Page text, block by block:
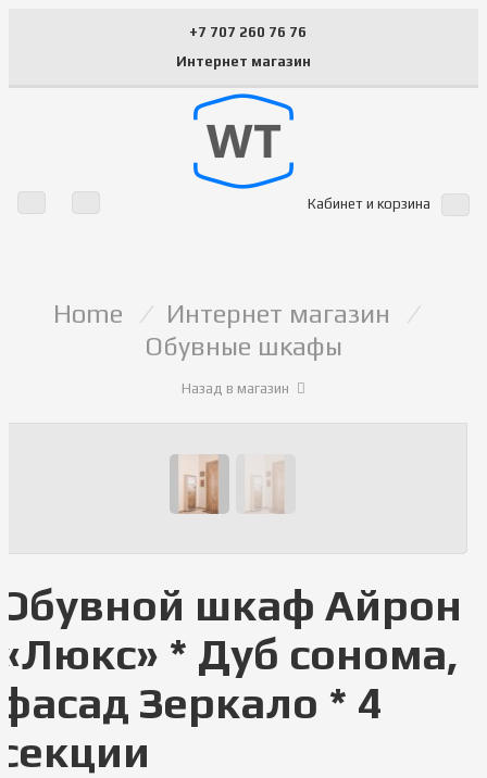
+7 707 260 76 76
Интернет магазин
Кабинет и корзина
Home / Интернет магазин
/
Обувные шкафы
Назад в магазин
шкаф Айрон
* Дуб сонома,
Зеркало * 4